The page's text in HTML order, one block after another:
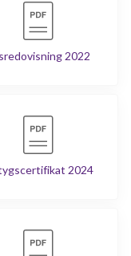
2022
2024